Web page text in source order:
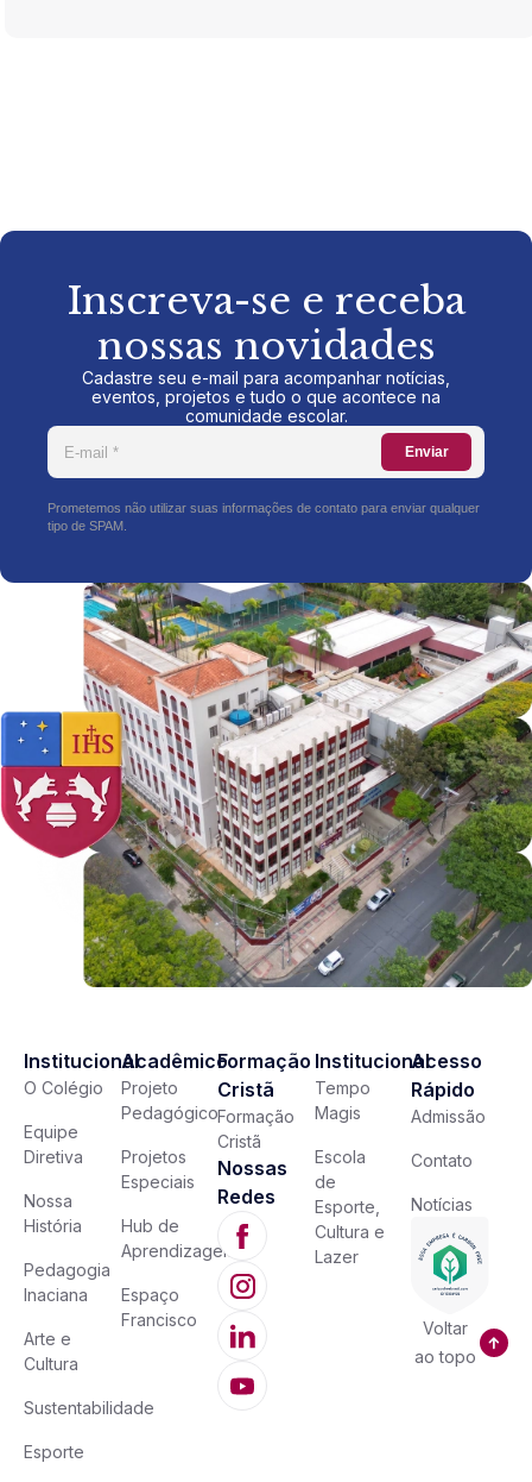
Inscreva-se e receba
nossas novidades
Cadastre seu e-mail para acompanhar notícias,
eventos, projetos e tudo o que acontece na
comunidade escolar.
Enviar
Prometemos não utilizar suas informações de contato para enviar qualquer
tipo de SPAM.
Institucional
O Colégio
Equipe
Diretiva
Nossa
História
Pedagogia
Inaciana
Arte e
Cultura
Sustentabilidade
Esporte
Acadêmico
Projeto
Pedagógico
Projetos
Especiais
Hub de
Aprendizagem
Espaço
Francisco
Formação
Cristã
Formação
Cristã
Nossas
Redes
Institucional
Tempo
Magis
Escola
de
Esporte,
Cultura e
Lazer
Acesso
Rápido
Admissão
Contato
Notícias
Voltar
ao topo